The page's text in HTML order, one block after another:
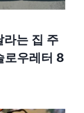
라는 집 주
로우레터 8